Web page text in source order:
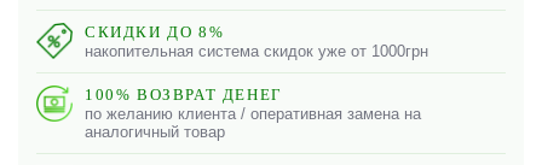
СКИДКИ ДО 8%
накопительная система скидок уже от 1000грн
100% ВОЗВРАТ ДЕНЕГ
по желанию клиента / оперативная замена на
аналогичный товар